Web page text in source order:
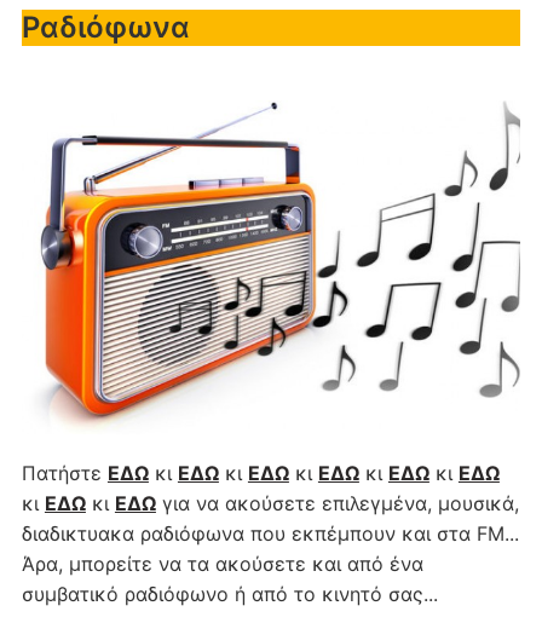
Ραδιόφωνα
Πατήστε ΕΔΩκι ΕΔΩκι ΕΔΩκι ΕΔΩκι ΕΔΩκι ΕΔΩ
κι ΕΔΩκι ΕΔΩγια να ακούσετε επιλεγμένα, μουσικά,
διαδικτυακα ραδιόφωνα που εκπέμπουν και στα FM...
Άρα, μπορείτε να τα ακούσετε και από ένα
συμβατικό ραδιόφωνο ή από το κινητό σας...